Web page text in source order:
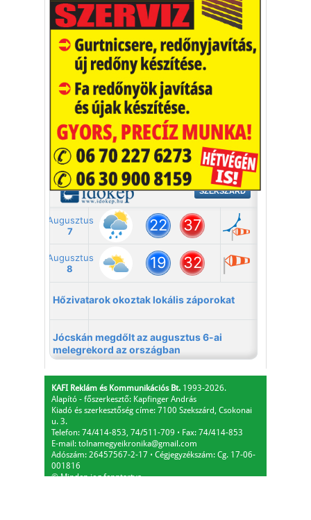
Kaktusz
Vakációs őrület
A nyaralás extrém
helyzeteket teremt, nagyon
sokan kalandot, kihívást
keresnek.
Vélemény rovat cikkei
Újságlapozó
A nagyvilág képekben
KAFI Reklám és Kommunikációs Bt. 1993-2026.
Alapító - főszerkesztő: Kapfinger András
Kiadó és szerkesztőség címe: 7100 Szekszárd, Csokonai
u. 3.
Telefon: 74/414-853, 74/511-709 ⋅ Fax: 74/414-853
E-mail: tolnamegyeikronika@gmail.com
Adószám: 26457567-2-17 ⋅ Cégjegyzékszám: Cg. 17-06-
001816
© Minden jog fenntartva.